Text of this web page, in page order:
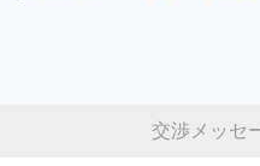
交渉メッセ